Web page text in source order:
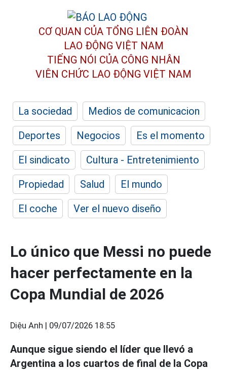
CƠ QUAN CỦA TỔNG LIÊN ĐOÀN
LAO ĐỘNG VIỆT NAM
TIẾNG NÓI CỦA CÔNG NHÂN
VIÊN CHỨC LAO ĐỘNG VIỆT NAM
La sociedad
Medios de comunicacion
Deportes
Negocios
Es el momento
El sindicato
Cultura - Entretenimiento
Propiedad
Salud
El mundo
El coche
Ver el nuevo diseño
Lo único que Messi no puede
hacer perfectamente en la
Copa Mundial de 2026
Diệu Anh | 09/07/2026 18:55
Aunque sigue siendo el líder que llevó a
Argentina a los cuartos de final de la Copa